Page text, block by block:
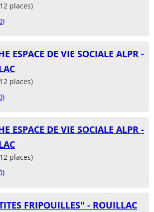
places)
ESPACE DE VIE SOCIALE ALPR -
places)
ESPACE DE VIE SOCIALE ALPR -
places)
FRIPOUILLES" - ROUILLAC